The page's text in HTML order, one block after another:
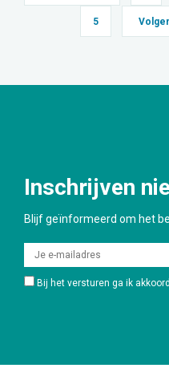
5
Inschrijven
Blijf geïnformeerd om het
Bij het versturen ga ik